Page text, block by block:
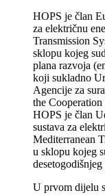
HOPS je član
za električnu
Transmission
sklopu kojeg
plana razvoja
koji sukladno
Agencije za
the
HOPS je član
sustava za
Mediterranean
u sklopu kojeg
U prvom dijelu